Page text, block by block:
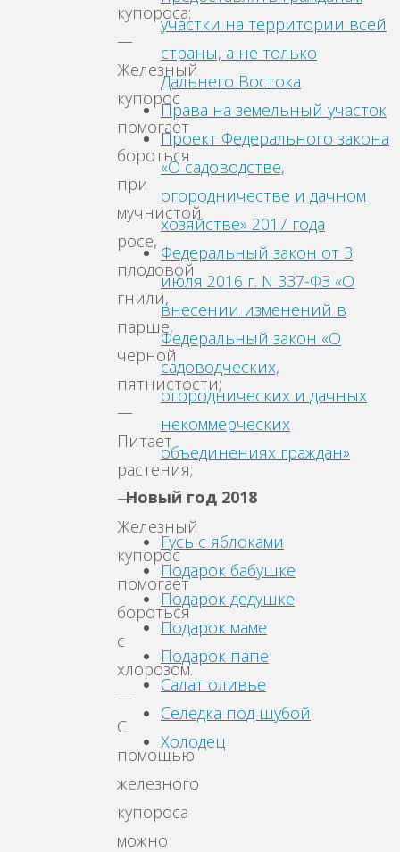
купороса:
—
Железный
купорос
помогает
бороться
при
мучнистой
росе,
плодовой
гнили,
парше,
черной
пятнистости;
—
Питает
растения;
—
Железный
купорос
помогает
бороться
с
хлорозом.
—
С
помощью
железного
купороса
можно
участки на территории всей
страны, а не только
Дальнего Востока
Права на земельный участок
Проект Федерального закона
«О садоводстве,
огородничестве и дачном
хозяйстве» 2017 года
Федеральный закон от 3
июля 2016 г. N 337-ФЗ «О
внесении изменений в
Федеральный закон «О
садоводческих,
огороднических и дачных
некоммерческих
объединениях граждан»
Новый год 2018
Гусь с яблоками
Подарок бабушке
Подарок дедушке
Подарок маме
Подарок папе
Салат оливье
Селедка под шубой
Холодец